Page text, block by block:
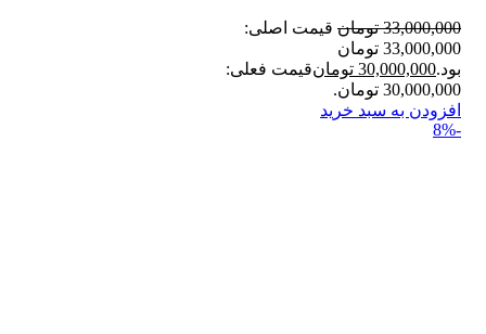
33,000,000 تومان قیمت اصلی:
33,000,000 تومان
بود.30,000,000 تومانقیمت فعلی:
30,000,000 تومان.
افزودن به سبد خرید
-8%